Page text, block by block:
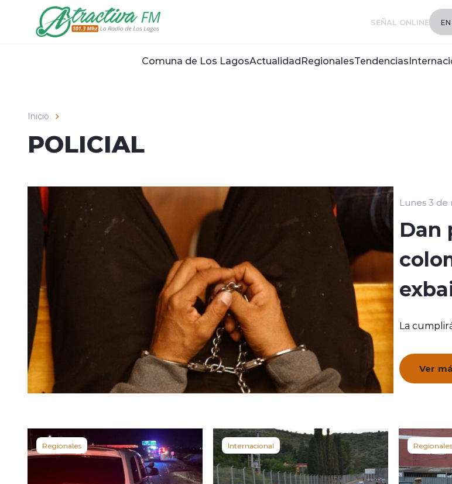
Click acá para ir directamente al contenido
SEÑAL ONLINE
Comuna de Los LagosActualidadRegionalesTendencias
Inicio
POLICIAL
Lunes 3 de
Dan
La
Ver
Regionales Internacional Regionales